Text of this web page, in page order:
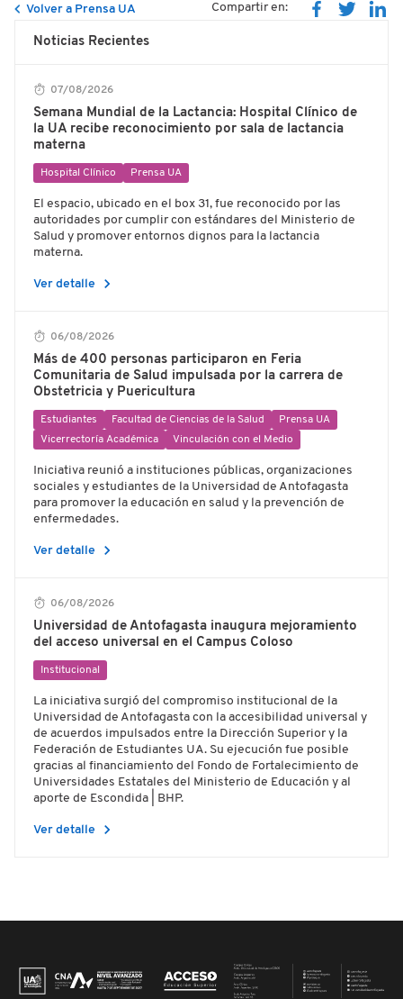
Volver a Prensa UA Compartir en:
Noticias Recientes
07/08/2026
Semana Mundial de la Lactancia: Hospital Clínico de
la UA recibe reconocimiento por sala de lactancia
materna
Hospital Clínico Prensa UA
El espacio, ubicado en el box 31, fue reconocido por las
autoridades por cumplir con estándares del Ministerio de
Salud y promover entornos dignos para la lactancia
materna.
Ver detalle chevron_right
06/08/2026
Más de 400 personas participaron en Feria
Comunitaria de Salud impulsada por la carrera de
Obstetricia y Puericultura
Estudiantes Facultad de Ciencias de la Salud
Prensa UA
Vicerrectoría Académica
Vinculación con el Medio
Iniciativa reunió a instituciones públicas, organizaciones
sociales y estudiantes de la Universidad de Antofagasta
para promover la educación en salud y la prevención de
enfermedades.
Ver detalle chevron_right
06/08/2026
Universidad de Antofagasta inaugura mejoramiento
del acceso universal en el Campus Coloso
Institucional
La iniciativa surgió del compromiso institucional de la
Universidad de Antofagasta con la accesibilidad universal y
de acuerdos impulsados entre la Dirección Superior y la
Federación de Estudiantes UA. Su ejecución fue posible
gracias al financiamiento del Fondo de Fortalecimiento de
Universidades Estatales del Ministerio de Educación y al
aporte de Escondida | BHP.
Ver detalle chevron_right